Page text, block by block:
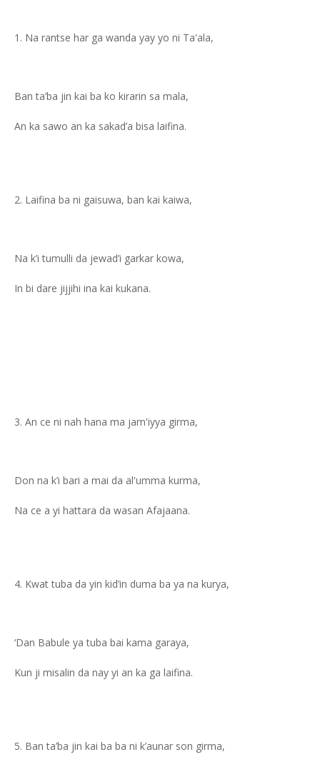
Na rantse har ga wanda yay yo ni Ta'ala,
Ban ta’ba jin kai ba ko kirarin sa mala,
An ka sawo an ka sakad’a bisa laifina.
Laifina ba ni gaisuwa, ban kai kaiwa,
Na k’i tumulli da jewad’i garkar kowa,
In bi dare jijjihi ina kai kukana.
An ce ni nah hana ma jam'iyya girma,
Don na k’i bari a mai da al'umma kurma,
Na ce a yi hattara da wasan Afajaana.
Kwat tuba da yin kid’in duma ba ya na kurya,
‘Dan Babule ya tuba bai kama garaya,
Kun ji misalin da nay yi an ka ga laifina.
Ban ta’ba jin kai ba ba ni k’aunar son girma,